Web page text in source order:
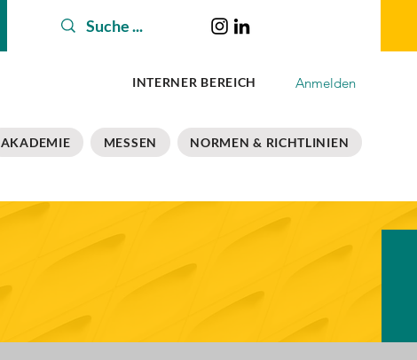
INTERNER BEREICH Anmelden
AKADEMIE MESSEN NORMEN & RICHTLINIEN